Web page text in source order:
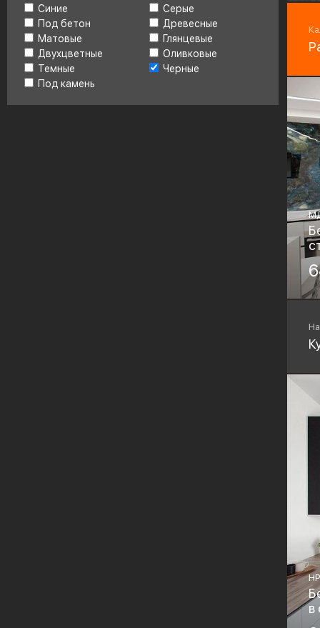
Синие
Серые
Под бетон
Древесные
Матовые
Глянцевые
Двухцветные
Оливковые
Темные
Черные
Под камень
в